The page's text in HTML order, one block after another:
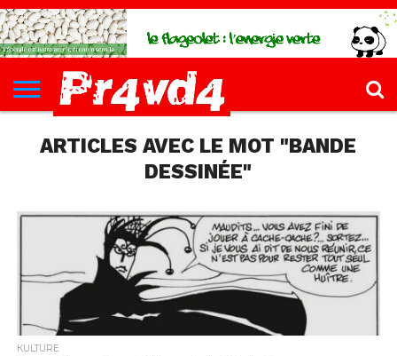
L’INFØ
PØLITIQUE
ECONØMIE
КULTURE
SANTÉ
FILLETTE
FORMATIONS
CONTACT
ARTICLES AVEC LE MOT "BANDE
DESSINÉE"
КULTURE